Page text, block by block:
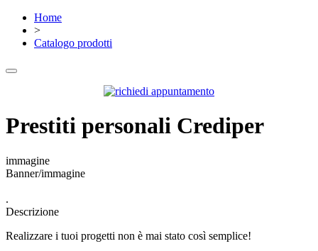
Home
>
Catalogo prodotti
Prestiti personali Crediper
immagine
Banner/immagine
.
Descrizione
Realizzare i tuoi progetti non è mai stato così semplice!